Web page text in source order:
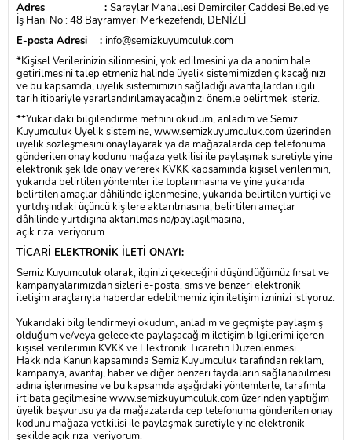
Adres : Saraylar Mahallesi Demirciler Caddesi Belediye
İş Hanı No : 48 Bayramyeri Merkezefendi, DENİZLİ
E-posta Adresi : info@semizkuyumculuk.com
*Kişisel Verilerinizin silinmesini, yok edilmesini ya da anonim hale
getirilmesini talep etmeniz halinde üyelik sistemimizden çıkacağınızı
ve bu kapsamda, üyelik sistemimizin sağladığı avantajlardan ilgili
tarih itibariyle yararlandırılamayacağınızı önemle belirtmek isteriz.
**Yukarıdaki bilgilendirme metnini okudum, anladım ve Semiz
Kuyumculuk Üyelik sistemine,www.semizkuyumculuk.com üzerinden
üyelik sözleşmesini onaylayarak ya da mağazalarda cep telefonuma
gönderilen onay kodunu mağaza yetkilisi ile paylaşmak suretiyle yine
elektronik şekilde onay vererek KVKK kapsamında kişisel verilerimin,
yukarıda belirtilen yöntemler ile toplanmasına ve yine yukarıda
belirtilen amaçlar dâhilinde işlenmesine, yukarıda belirtilen yurtiçi ve
yurtdışındaki üçüncü kişilere aktarılmasına, belirtilen amaçlar
dâhilinde yurtdışına aktarılmasına/paylaşılmasına,
açık rıza veriyorum.
TİCARİ ELEKTRONİK İLETİ ONAYI:
Semiz Kuyumculuk olarak, ilginizi çekeceğini düşündüğümüz fırsat ve
kampanyalarımızdan sizleri e-posta, sms ve benzeri elektronik
iletişim araçlarıyla haberdar edebilmemiz için iletişim izninizi istiyoruz.
Yukarıdaki bilgilendirmeyi okudum, anladım ve geçmişte paylaşmış
olduğum ve/veya gelecekte paylaşacağım iletişim bilgilerimi içeren
kişisel verilerimin KVKK ve Elektronik Ticaretin Düzenlenmesi
Hakkında Kanun kapsamında Semiz Kuyumculuk tarafından reklam,
kampanya, avantaj, haber ve diğer benzeri faydaların sağlanabilmesi
adına işlenmesine ve bu kapsamda aşağıdaki yöntemlerle, tarafımla
irtibata geçilmesinewww.semizkuyumculuk.com üzerinden yaptığım
üyelik başvurusu ya da mağazalarda cep telefonuma gönderilen onay
kodunu mağaza yetkilisi ile paylaşmak suretiyle yine elektronik
şekilde açık rıza veriyorum.